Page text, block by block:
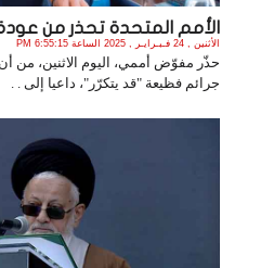
الأمم المتحدة تحذر من
الأثنين , 24 فـبـرايـر , 2025 الساعة 6:55:15 PM
حذّر مفوّض أممي، اليوم الاثنين، من أن
جرائم فظيعة "قد يتكرّر"، داعيا إلى . .